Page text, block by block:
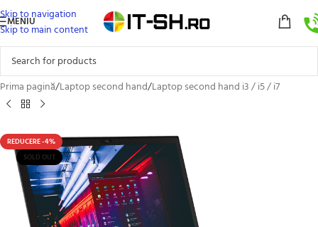
Skip to navigation
Skip to main content
MENIU
Prima pagină/Laptop second hand/Laptop second hand i3 / i5 / i7
REDUCERE -4%
SOLD OUT